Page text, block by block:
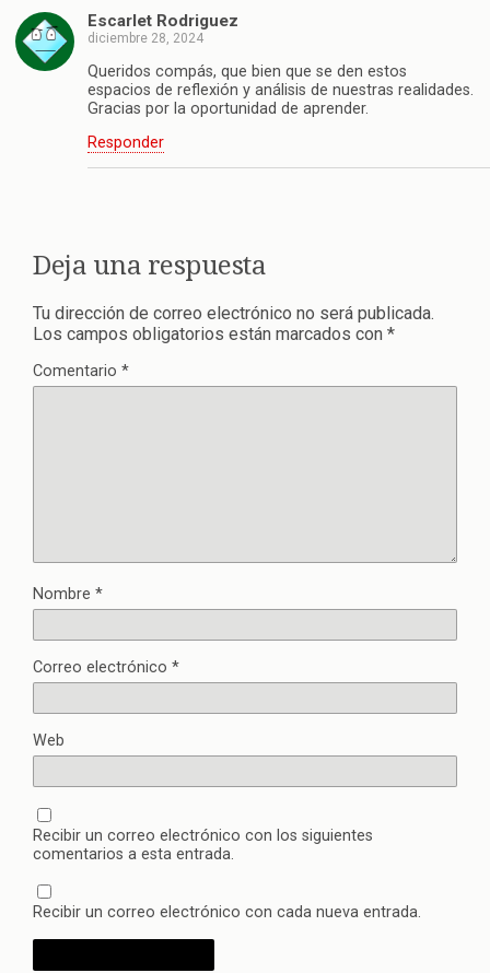
Escarlet Rodriguez
diciembre 28, 2024
Queridos compás, que bien que se den estos
espacios de reflexión y análisis de nuestras realidades.
Gracias por la oportunidad de aprender.
Responder
Deja una respuesta
Tu dirección de correo electrónico no será publicada.
Los campos obligatorios están marcados con *
Comentario *
Nombre *
Correo electrónico *
Web
Recibir un correo electrónico con los siguientes
comentarios a esta entrada.
Recibir un correo electrónico con cada nueva entrada.